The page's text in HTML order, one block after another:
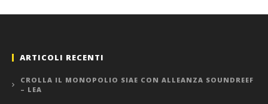
ARTICOLI RECENTI
CROLLA IL MONOPOLIO SIAE CON ALLEANZA SOUNDREEF
– LEA